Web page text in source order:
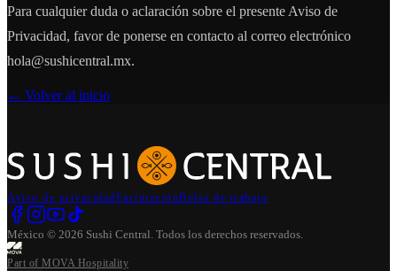
Para cualquier duda o aclaración sobre el presente Aviso de
Privacidad, favor de ponerse en contacto al correo electrónico
hola@sushicentral.mx.
← Volver al inicio
Aviso de privacidadFacturaciónBolsa de trabajo
México © 2026 Sushi Central . Todos los derechos reservados.
Part of MOVA Hospitality